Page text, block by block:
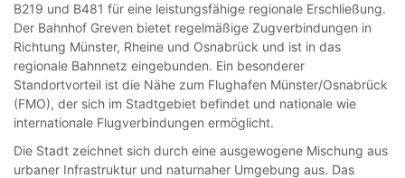
B219 und B481 für eine leistungsfähige regionale Erschließung.
Der Bahnhof Greven bietet regelmäßige Zugverbindungen in
Richtung Münster, Rheine und Osnabrück und ist in das
regionale Bahnnetz eingebunden. Ein besonderer
Standortvorteil ist die Nähe zum Flughafen Münster/Osnabrück
(FMO), der sich im Stadtgebiet befindet und nationale wie
internationale Flugverbindungen ermöglicht.
Die Stadt zeichnet sich durch eine ausgewogene Mischung aus
urbaner Infrastruktur und naturnaher Umgebung aus. Das